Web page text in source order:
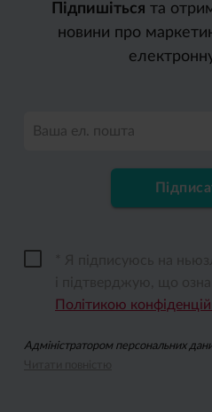
Підпишіться та
новини про
Ваша ел. пошта
Політикою
Адміністратором персональних